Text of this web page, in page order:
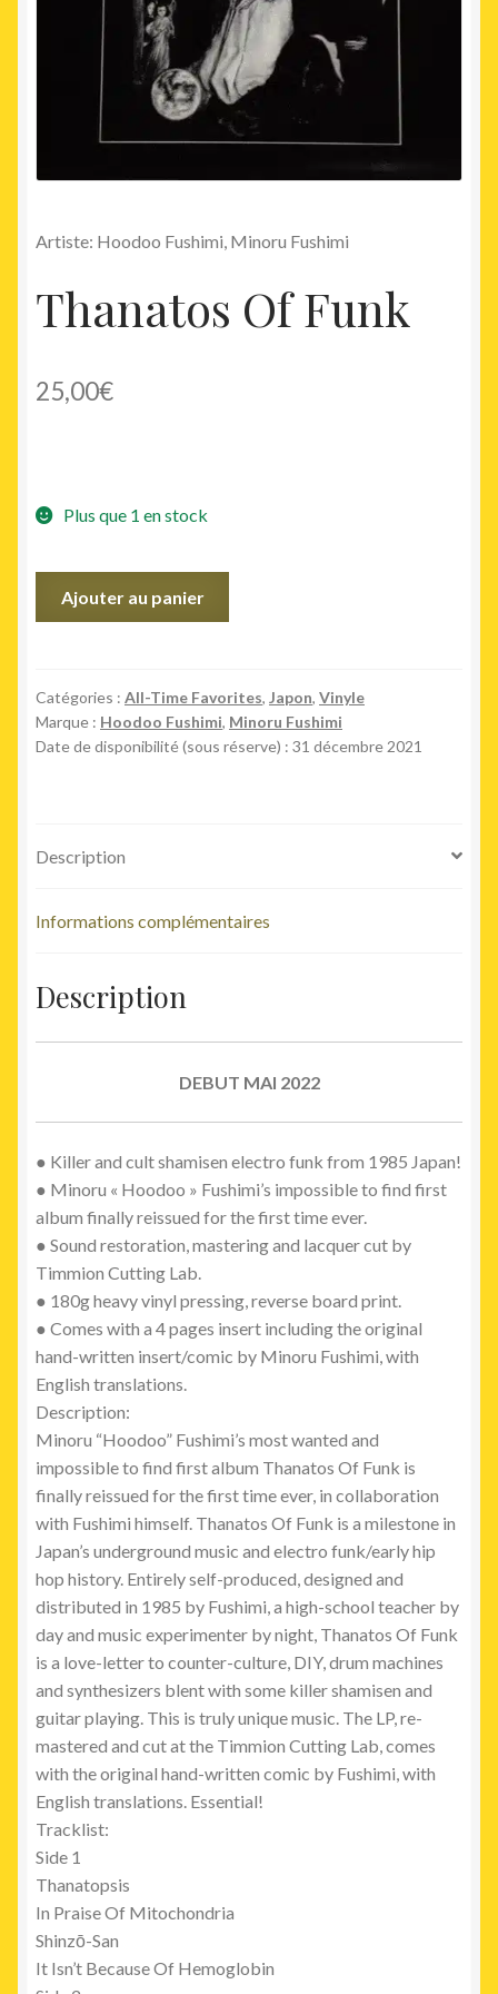
Artiste: Hoodoo Fushimi, Minoru Fushimi
Thanatos Of Funk
25,00€
Plus que 1 en stock
Funk
Ajouter au panier
Catégories : All-Time Favorites, Japon, Vinyle
Marque : Hoodoo Fushimi, Minoru Fushimi
Date de disponibilité (sous réserve) : 31 décembre 2021
Description
Informations complémentaires
Description
DEBUT MAI 2022
● Killer and cult shamisen electro funk from 1985 Japan!
● Minoru « Hoodoo » Fushimi’s impossible to find first
album finally reissued for the first time ever.
● Sound restoration, mastering and lacquer cut by
Timmion Cutting Lab.
● 180g heavy vinyl pressing, reverse board print.
● Comes with a 4 pages insert including the original
hand-written insert/comic by Minoru Fushimi, with
English translations.
Description:
Minoru “Hoodoo” Fushimi’s most wanted and
impossible to find first album Thanatos Of Funk is
finally reissued for the first time ever, in collaboration
with Fushimi himself. Thanatos Of Funk is a milestone in
Japan’s underground music and electro funk/early hip
hop history. Entirely self-produced, designed and
distributed in 1985 by Fushimi, a high-school teacher by
day and music experimenter by night, Thanatos Of Funk
is a love-letter to counter-culture, DIY, drum machines
and synthesizers blent with some killer shamisen and
guitar playing. This is truly unique music. The LP, re-
mastered and cut at the Timmion Cutting Lab, comes
with the original hand-written comic by Fushimi, with
English translations. Essential!
Tracklist:
Side 1
Thanatopsis
In Praise Of Mitochondria
Shinzō-San
It Isn’t Because Of Hemoglobin